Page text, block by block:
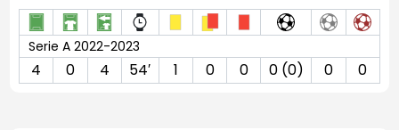
Serie A 2022-2023
4 0 4 54′ 1 0 0 0 (0) 0 0